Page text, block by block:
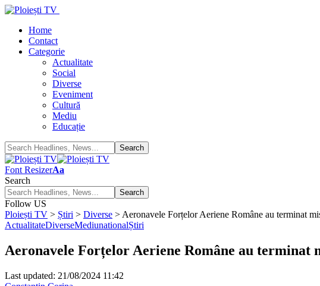
Home
Contact
Categorie
Actualitate
Social
Diverse
Eveniment
Cultură
Mediu
Educație
Font ResizerAa
Search
Follow US
Ploiești TV > Știri > Diverse > Aeronavele Forțelor Aeriene Române au terminat
ActualitateDiverseMediunationalȘtiri
Aeronavele Forțelor Aeriene Române au terminat
Last updated: 21/08/2024 11:42